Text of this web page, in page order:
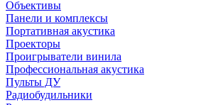
Объективы
Панели и комплексы
Портативная акустика
Проекторы
Проигрыватели винила
Профессиональная акустика
Пульты ДУ
Радиобудильники